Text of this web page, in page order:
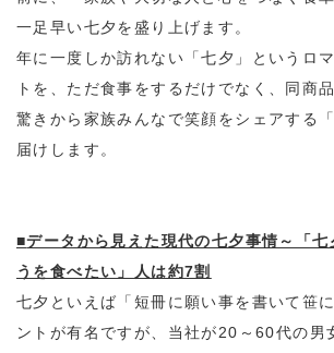
一足早い七夕を盛り上げます。
年に一度しか訪れない「七夕」というロ
トを、ただ食事をするだけでなく、同商
驚きから家族みんなで笑顔をシェアする
届けします。
■データから見えた現代の七夕事情～「七
うを食べたい」人は約7割
七夕といえば「短冊に願い事を書いて笹
ントが有名ですが、当社が20～60代の男